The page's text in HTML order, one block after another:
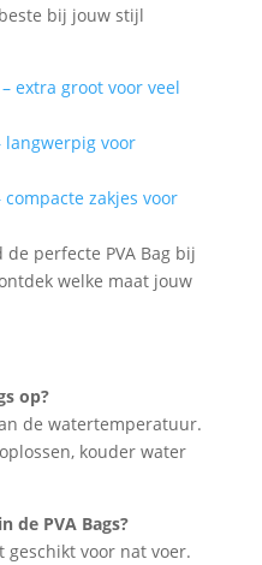
bij jouw stijl
– extra groot voor veel
langwerpig voor
compacte zakjes voor
perfecte PVA Bag bij
welke maat jouw
op?
de watertemperatuur.
kouder water
de PVA Bags?
geschikt voor nat voer.